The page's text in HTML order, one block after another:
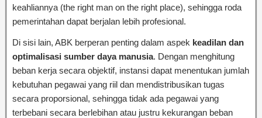
keahliannya (the right man on the right place), sehingga roda
pemerintahan dapat berjalan lebih profesional.
Di sisi lain, ABK berperan penting dalam aspek keadilan dan
optimalisasi sumber daya manusia. Dengan menghitung
beban kerja secara objektif, instansi dapat menentukan jumlah
kebutuhan pegawai yang riil dan mendistribusikan tugas
secara proporsional, sehingga tidak ada pegawai yang
terbebani secara berlebihan atau justru kekurangan beban